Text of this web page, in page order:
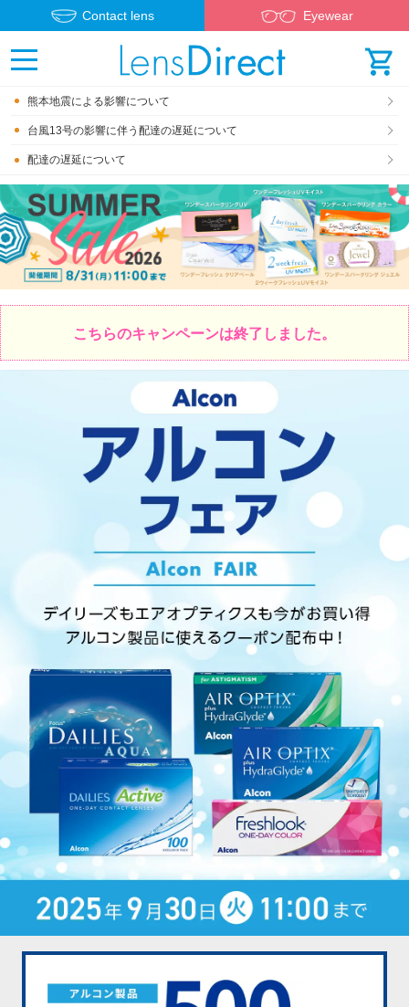
Contact lens Eyewear
熊本地震による影響について
台風13号の影響に伴う配達の遅延について
配達の遅延について
こちらのキャンペーンは終了しました。